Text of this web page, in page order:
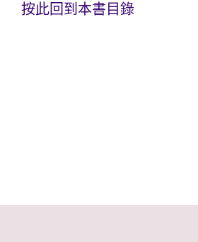
按此回到本書目錄